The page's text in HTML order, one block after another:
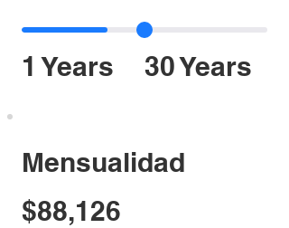
1 Years 30 Years
Mensualidad
$88,126